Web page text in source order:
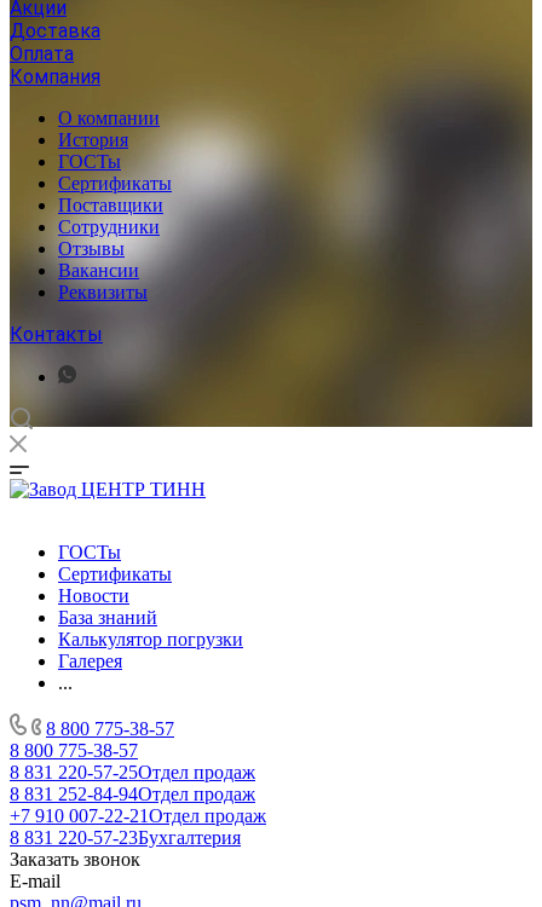
Акции
Доставка
Оплата
Компания
О компании
История
ГОСТы
Сертификаты
Поставщики
Сотрудники
Отзывы
Вакансии
Реквизиты
Контакты
ГОСТы
Сертификаты
Новости
База знаний
Калькулятор погрузки
Галерея
...
8 800 775-38-57
8 800 775-38-57
8 831 220-57-25Отдел продаж
8 831 252-84-94Отдел продаж
+7 910 007-22-21Отдел продаж
8 831 220-57-23Бухгалтерия
Заказать звонок
E-mail
psm_nn@mail.ru